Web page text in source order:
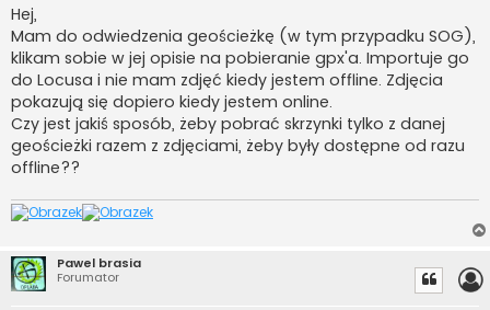
s
t
Hej,
Mam do odwiedzenia geościeżkę (w tym przypadku SOG),
klikam sobie w jej opisie na pobieranie gpx'a. Importuje go
do Locusa i nie mam zdjęć kiedy jestem offline. Zdjęcia
pokazują się dopiero kiedy jestem online.
Czy jest jakiś sposób, żeby pobrać skrzynki tylko z danej
geościeżki razem z zdjęciami, żeby były dostępne od razu
offline??
Pawel brasia
Forumator